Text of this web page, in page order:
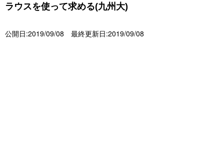
ラウスを使って求める(九州大)
公開日:2019/09/08 最終更新日:2019/09/08